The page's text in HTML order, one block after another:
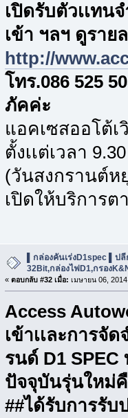
เปิดรับตัวเเทน
เข้า ฯลฯ ดูราย
http://
โทร.086 525
ภัคค่ะ
แอคเซสออโต้
ตั้งเเต่เวลา
(วันสงกรานต์ห
เปิดให้บริการ
▌กล่องคันเร่งD1spec ▌ปลี
32Bit,กล่องไฟD1,กรอง
« ตอบกลับ #32 เมื่อ: เมษายน 06,
Access
เข้าเเละการจั
รนด์ D1 SPEC
ปัจจุบันรุ่นใหม่คื
##ได้รับการรับ